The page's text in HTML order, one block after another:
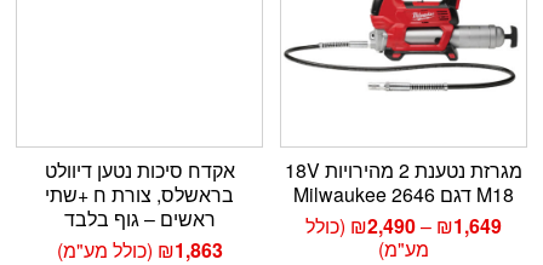
מגרזת נטענת 2 מהירויות 18V
M18 דגם 2646 Milwaukee
₪1,649
–
₪2,490
טווח
(כולל
מע"מ)
אקדח סיכות נטען דיוולט
בראשלס, צורת ח +שתי
ראשים – גוף בלבד
₪1,863 (כולל מע"מ)